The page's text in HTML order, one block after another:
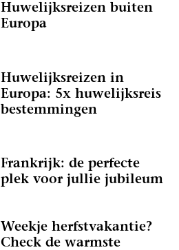
Huwelijksreizen buiten
Europa
Huwelijksreizen in
Europa: 5x huwelijksreis
bestemmingen
Frankrijk: de perfecte
plek voor jullie jubileum
Weekje herfstvakantie?
Check de warmste